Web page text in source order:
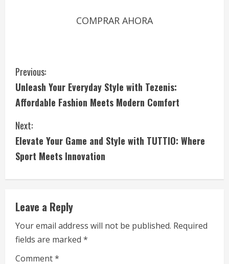
COMPRAR AHORA
C
o
n
t
i
n
u
e
R
Previous:
Unleash Your Everyday Style with Tezenis:
Affordable Fashion Meets Modern Comfort
Next:
Elevate Your Game and Style with TUTTIO: Where
Sport Meets Innovation
Leave a Reply
Your email address will not be published. Required
fields are marked *
Comment*